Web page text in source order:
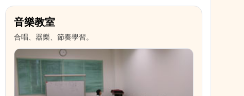
音樂教室
合唱、器樂、節奏學習。